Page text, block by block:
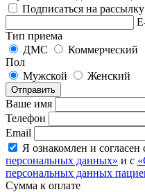
Подписаться на рассылку
Тип приема
ДМС
Коммерческий
Пол
Мужской
Женский
Отправить
Ваше имя
Телефон
Email
Я ознакомлен и согласен
персональных данных» и с
персональных данных
Сумма к оплате